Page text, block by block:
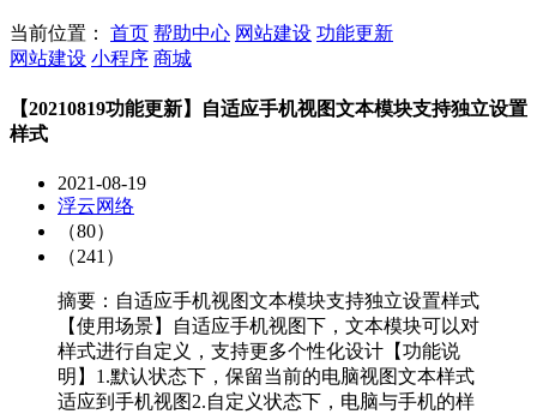
当前位置： 首页 帮助中心 网站建设 功能更新
网站建设 小程序 商城
【20210819功能更新】自适应手机视图文本模块支持独立设置
样式
2021-08-19
浮云网络
（80）
（241）
摘要：自适应手机视图文本模块支持独立设置样式
【使用场景】自适应手机视图下，文本模块可以对
样式进行自定义，支持更多个性化设计【功能说
明】1.默认状态下，保留当前的电脑视图文本样式
适应到手机视图2.自定义状态下，电脑与手机的样